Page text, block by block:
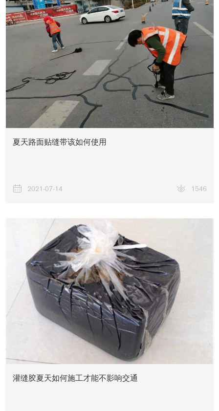
新闻资讯
夏天路面贴缝带该如何使用
2021-07-14 1546
灌缝胶夏天如何施工才能不影响交通